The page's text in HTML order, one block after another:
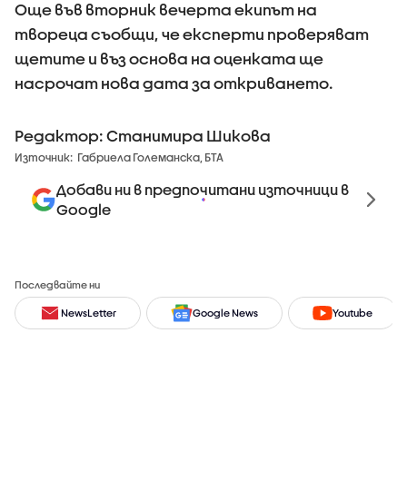
Още във вторник вечерта екипът на
твореца съобщи, че експерти проверяват
щетите и въз основа на оценката ще
насрочат нова дата за откриването.
Редактор: Станимира Шикова
Източник: Габриела Големанска, БТА
Добави ни в предпочитани източници в
Google
Последвайте ни
NewsLetter Google News Youtube